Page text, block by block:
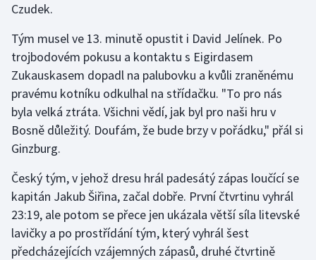
Vodní slalom
Volejbal
Ostatní
Czudek.
Tým musel ve 13. minutě opustit i David Jelínek. Po
trojbodovém pokusu a kontaktu s Eigirdasem
Zukauskasem dopadl na palubovku a kvůli zraněnému
pravému kotníku odkulhal na střídačku. "To pro nás
byla velká ztráta. Všichni vědí, jak byl pro naši hru v
Bosně důležitý. Doufám, že bude brzy v pořádku," přál si
Ginzburg.
Český tým, v jehož dresu hrál padesátý zápas loučící se
kapitán Jakub Šiřina, začal dobře. První čtvrtinu vyhrál
23:19, ale potom se přece jen ukázala větší síla litevské
lavičky a po prostřídání tým, který vyhrál šest
předcházejících vzájemných zápasů, druhé čtvrtině